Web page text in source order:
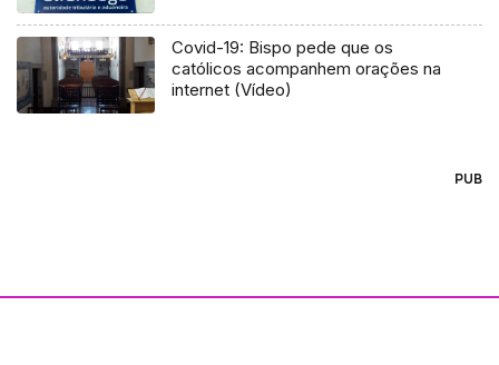
Covid-19: Bispo pede que os
católicos acompanhem orações na
internet (Vídeo)
PUB